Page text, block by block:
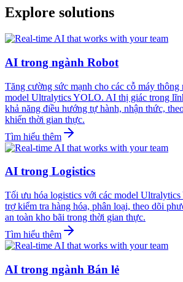
Explore solutions
AI trong ngành Robot
Tăng cường sức mạnh cho các cỗ máy
model Ultralytics YOLO. AI thị giác trong
khả năng điều hướng tự hành, nhận thức,
khiển thời gian thực.
Tìm hiểu thêm
AI trong Logistics
Tối ưu hóa logistics với các model
trợ kiểm tra hàng hóa, phân loại, theo dõi
an toàn kho bãi trong thời gian thực.
Tìm hiểu thêm
AI trong ngành Bán lẻ